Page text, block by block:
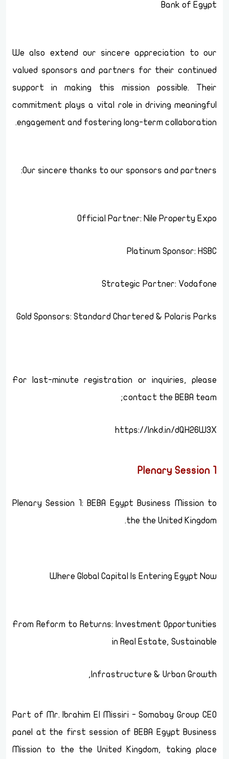
Bank of Egypt
We also extend our sincere appreciation to our
valued sponsors and partners for their continued
support in making this mission possible. Their
commitment plays a vital role in driving meaningful
engagement and fostering long-term collaboration.
Our sincere thanks to our sponsors and partners:
Official Partner: Nile Property Expo
Platinum Sponsor: HSBC
Strategic Partner: Vodafone
Gold Sponsors: Standard Chartered & Polaris Parks
For last-minute registration or inquiries, please
contact the BEBA team;
https://lnkd.in/dQH26W3X
Plenary Session 1
Plenary Session 1: BEBA Egypt Business Mission to
the the United Kingdom.
Where Global Capital Is Entering Egypt Now
From Reform to Returns: Investment Opportunities
in Real Estate, Sustainable
Infrastructure & Urban Growth,
Part of Mr. Ibrahim El Missiri - Somabay Group CEO
panel at the first session of BEBA Egypt Business
Mission to the the United Kingdom, taking place